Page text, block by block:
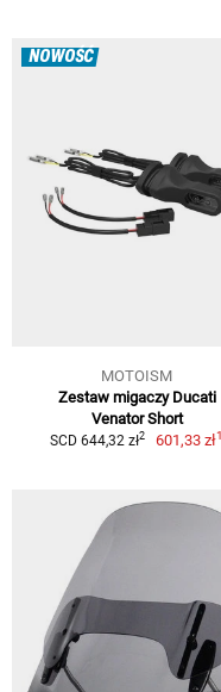
NOWOŚĆ
MOTOISM
Zestaw migaczy Ducati
Venator Short
SCD 644,32 zł2 601,33 zł1